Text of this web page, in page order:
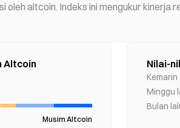
oleh altcoin. Indeks ini mengukur
Altcoin
Musim Altcoin
Nilai-
Kemarin
Minggu
Bulan